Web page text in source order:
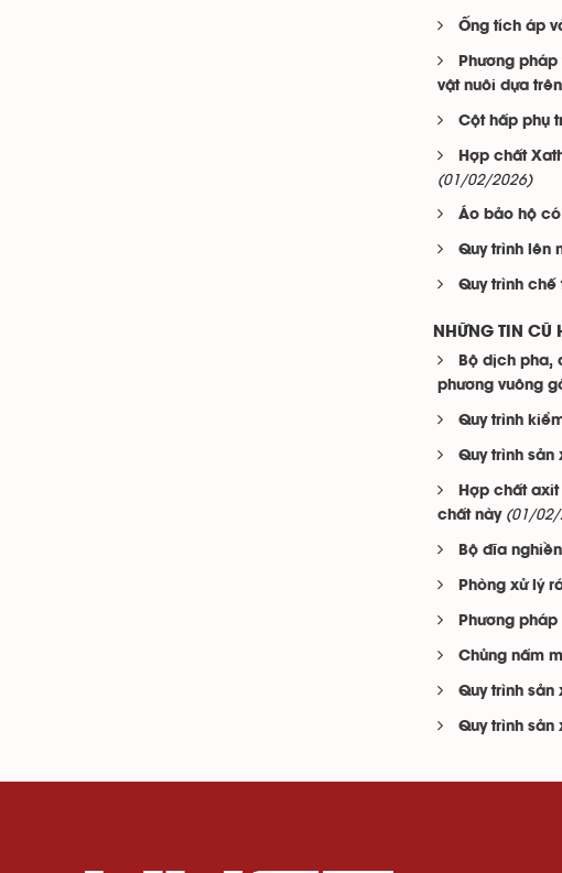
Ống tích áp
Phương
vật nuôi dựa
Cột hấp phụ
Hợp chất
(01/02/2026)
Áo bảo hộ
Quy trình lên
Quy trình chế
NHỮNG TIN CŨ
Bộ dịch pha,
phương vuông
Quy trình
Quy trình sản
Hợp chất
chất này (01/02/
Bộ đĩa
Phòng xử lý
Phương
Chủng nấm
Quy trình
Quy trình sản